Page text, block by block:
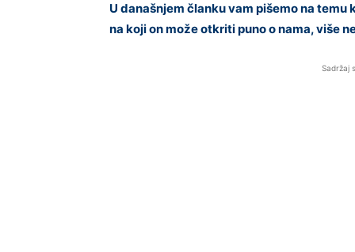
U današnjem članku vam pišemo na
na koji on može otkriti puno o nama, više
Sadržaj